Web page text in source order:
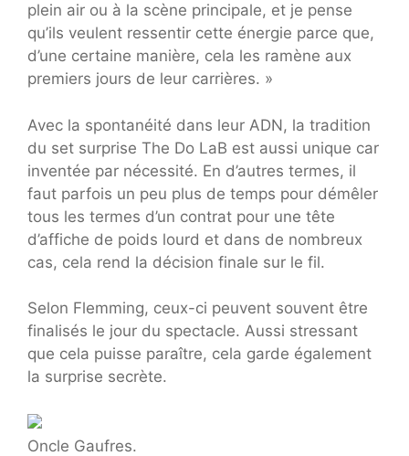
plein air ou à la scène principale, et je pense
qu’ils veulent ressentir cette énergie parce que,
d’une certaine manière, cela les ramène aux
premiers jours de leur carrières. »
Avec la spontanéité dans leur ADN, la tradition
du set surprise The Do LaB est aussi unique car
inventée par nécessité. En d’autres termes, il
faut parfois un peu plus de temps pour démêler
tous les termes d’un contrat pour une tête
d’affiche de poids lourd et dans de nombreux
cas, cela rend la décision finale sur le fil.
Selon Flemming, ceux-ci peuvent souvent être
finalisés le jour du spectacle. Aussi stressant
que cela puisse paraître, cela garde également
la surprise secrète.
Oncle Gaufres.